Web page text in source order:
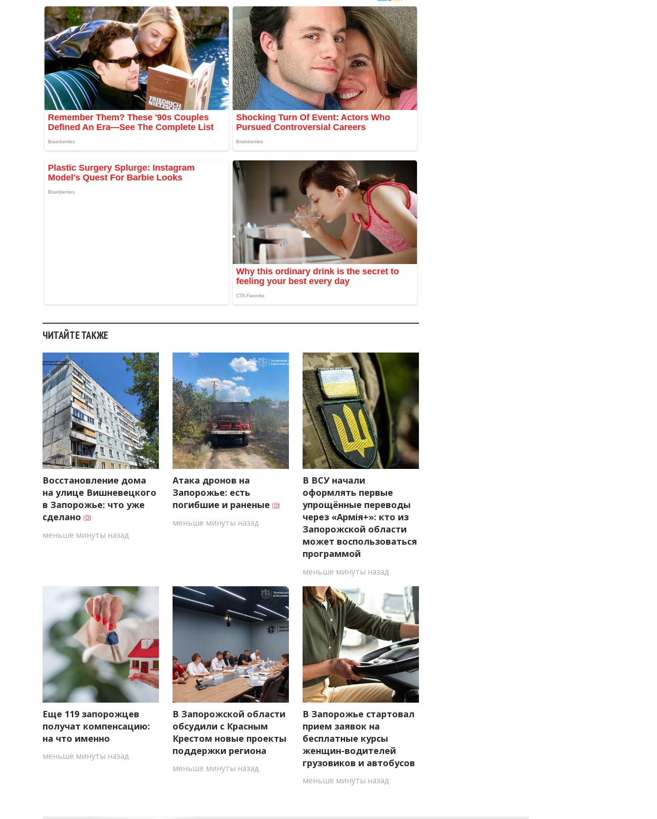
ЧИТАЙТЕ ТАКЖЕ
Восстановление дома
на улице Вишневецкого
в Запорожье: что уже
сделано
меньше минуты назад
Атака дронов на
Запорожье: есть
погибшие и раненые
меньше минуты назад
В ВСУ начали
оформлять первые
упрощённые переводы
через «Армія+»: кто из
Запорожской области
может воспользоваться
программой
меньше минуты назад
Еще 119 запорожцев
получат компенсацию:
на что именно
меньше минуты назад
В Запорожской области
обсудили с Красным
Крестом новые проекты
поддержки региона
меньше минуты назад
В Запорожье стартовал
прием заявок на
бесплатные курсы
женщин-водителей
грузовиков и автобусов
меньше минуты назад